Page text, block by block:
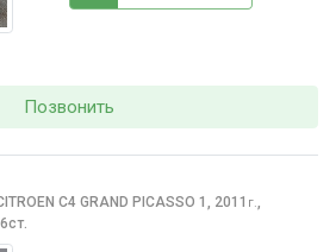
Позвонить
C4 GRAND PICASSO 1, 2011 г.,